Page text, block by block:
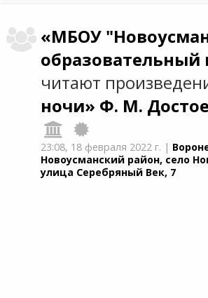
«МБОУ
образовательный
читают
ночи» Ф. М.
23:08, 18 февраля 2022 г. |
Новоусманский район, село
улица Серебряный Век, 7